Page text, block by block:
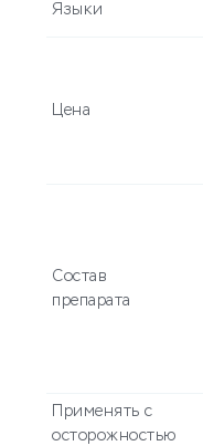
Языки
Цена
Состав
препарата
Применять с
осторожностью